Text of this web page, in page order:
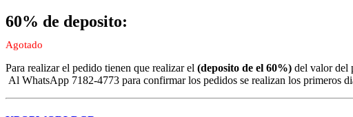
60% de deposito:
Agotado
Para realizar el pedido tienen que realizar el (deposito de el 60%) del valor del
Al WhatsApp 7182-4773 para confirmar los pedidos se realizan los primeros